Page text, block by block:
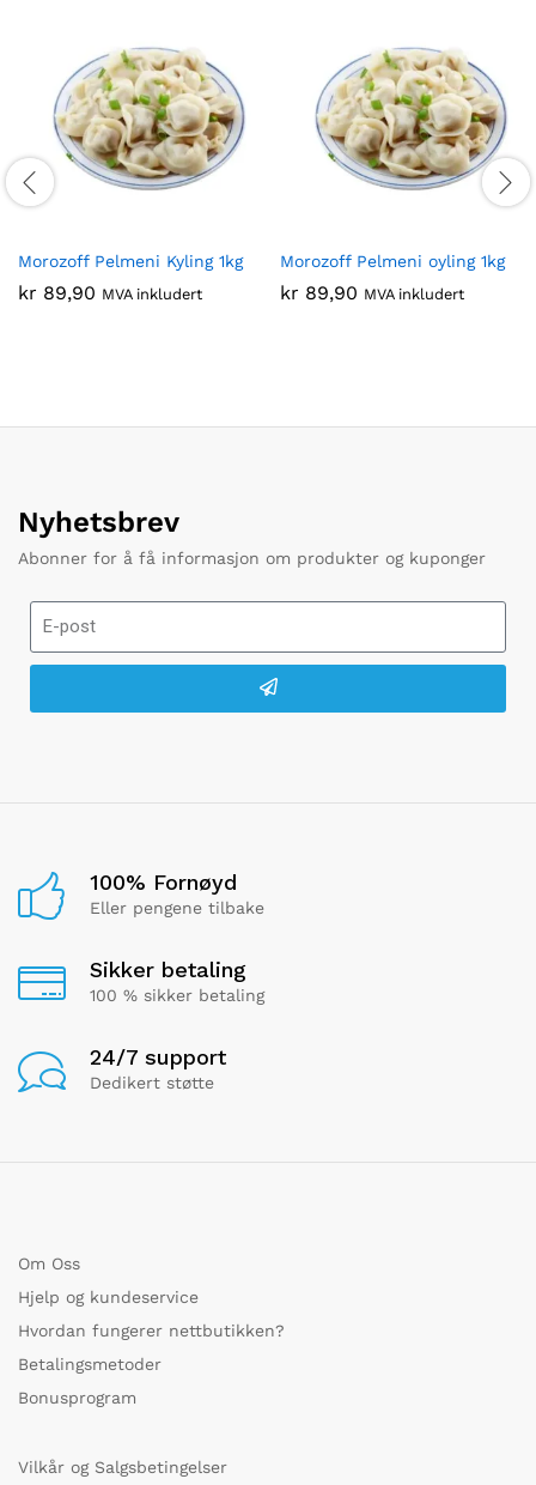
Morozoff Pelmeni Kyling 1kg
kr 89,90 MVA inkludert
Morozoff Pelmeni oyling 1kg
kr 89,90 MVA inkludert
Nyhetsbrev
Abonner for å få informasjon om produkter og kuponger
100% Fornøyd
Eller pengene tilbake
Sikker betaling
100 % sikker betaling
24/7 support
Dedikert støtte
Om Oss
Hjelp og kundeservice
Hvordan fungerer nettbutikken?
Betalingsmetoder
Bonusprogram
Vilkår og Salgsbetingelser